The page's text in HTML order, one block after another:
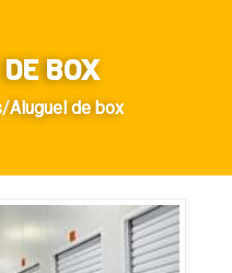
BOX
/Aluguel de box